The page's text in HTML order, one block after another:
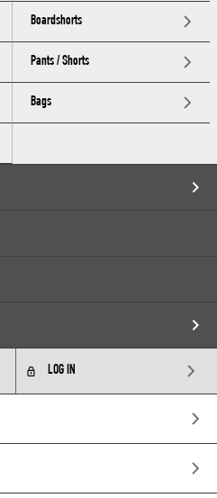
Boardshorts
Pants / Shorts
Bags
LOG IN